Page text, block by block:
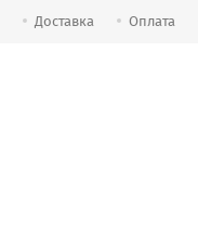
Доставка Оплата